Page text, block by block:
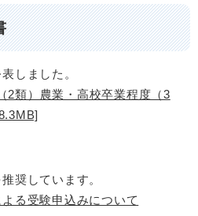
しました。
2類）農業・高校卒業程度（3
奨しています。
る受験申込みについて